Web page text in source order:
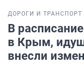
ДОРОГИ И ТРАНСПОРТ
В
в Крым,
внесли